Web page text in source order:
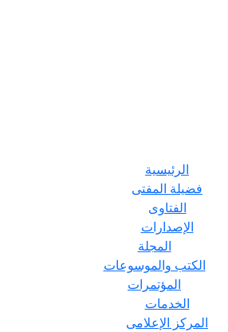
الرئيسية
فضيلة المفتى
الفتاوى
الإصدارات
المجلة
الكتب والموسوعات
المؤتمرات
الخدمات
المركز الإعلامى